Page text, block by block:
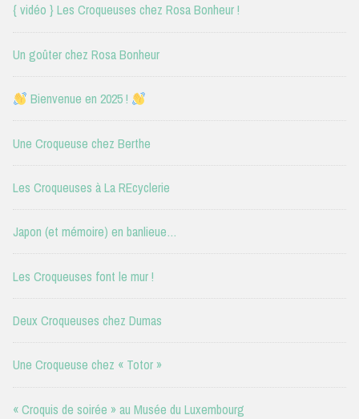
{ vidéo } Les Croqueuses chez Rosa Bonheur !
Un goûter chez Rosa Bonheur
Bienvenue en 2025 !
Une Croqueuse chez Berthe
Les Croqueuses à La REcyclerie
Japon (et mémoire) en banlieue…
Les Croqueuses font le mur !
Deux Croqueuses chez Dumas
Une Croqueuse chez « Totor »
« Croquis de soirée » au Musée du Luxembourg